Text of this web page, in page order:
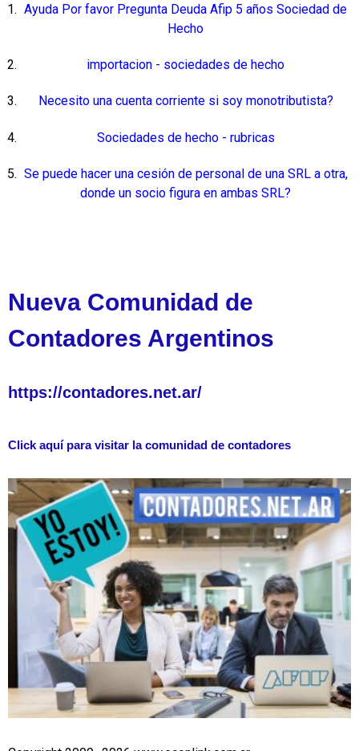
Ayuda Por favor Pregunta Deuda Afip 5 años Sociedad de
Hecho
importacion - sociedades de hecho
Necesito una cuenta corriente si soy monotributista?
Sociedades de hecho - rubricas
Se puede hacer una cesión de personal de una SRL a otra,
donde un socio figura en ambas SRL?
Nueva Comunidad de
Contadores Argentinos
https://contadores.net.ar/
Click aquí para visitar la comunidad de contadores